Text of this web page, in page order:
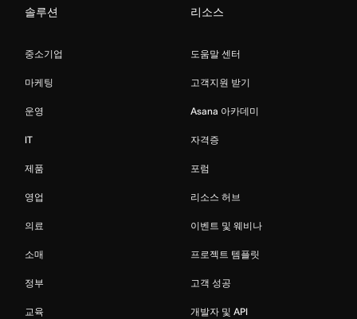
솔루션
중소기업
마케팅
운영
IT
제품
영업
의료
소매
정부
교육
리소스
도움말 센터
고객지원 받기
Asana 아카데미
자격증
포럼
리소스 허브
이벤트 및 웨비나
프로젝트 템플릿
고객 성공
개발자 및 API